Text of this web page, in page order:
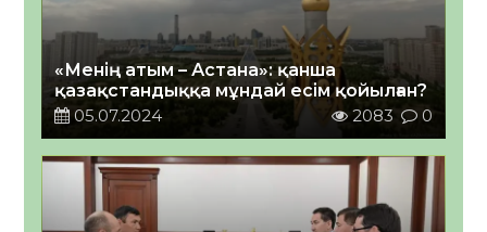
«Менің атым – Астана»: қанша
қазақстандыққа мұндай есім қойылған?
05.07.2024
2083 0